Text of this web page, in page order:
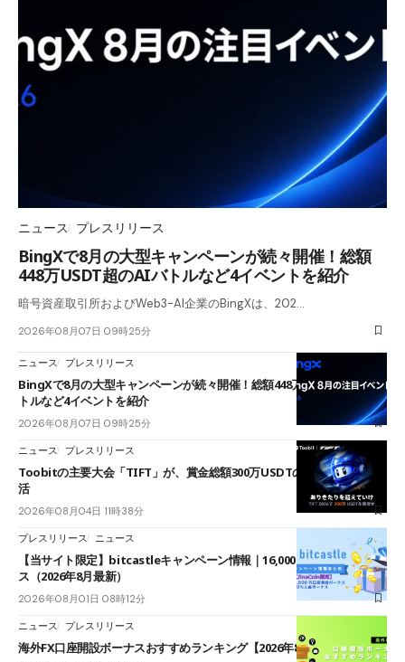
ニュース プレスリリース
BingXで8月の大型キャンペーンが続々開催！総額
448万USDT超のAIバトルなど4イベントを紹介
暗号資産取引所およびWeb3-AI企業のBingXは、202…
2026年08月07日 09時25分
ニュース プレスリリース
BingXで8月の大型キャンペーンが続々開催！総額448万USDT超のAIバ
トルなど4イベントを紹介
2026年08月07日 09時25分
ニュース プレスリリース
Toobitの主要大会「TIFT」が、賞金総額300万USDTのレースとして復
活
2026年08月04日 11時38分
プレスリリース ニュース
【当サイト限定】bitcastleキャンペーン情報｜16,000円口座開設ボーナ
ス（2026年8月最新）
2026年08月01日 08時12分
ニュース プレスリリース
海外FX口座開設ボーナスおすすめランキング【2026年8月最新】